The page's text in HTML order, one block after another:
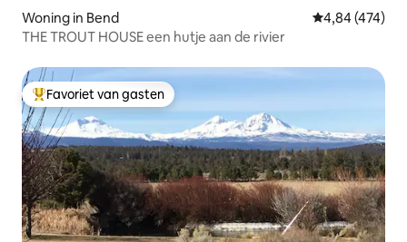
Woning in Bend Gemiddelde
4,84 (474)
THE TROUT HOUSE een hutje aan de rivier
Topfavoriet van gasten
Favoriet van gasten